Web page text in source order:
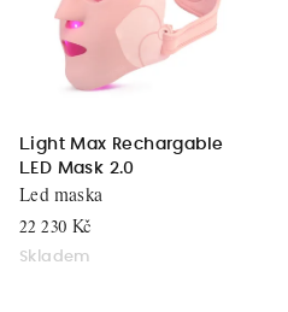
ů
d
u
k
Light Max Rechargable
LED Mask 2.0
22 230 Kč
Skladem
Led maska